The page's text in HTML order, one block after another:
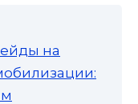
на